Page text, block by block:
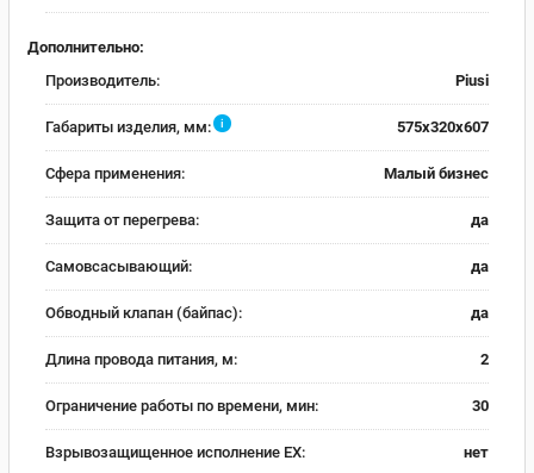
Дополнительно:
Производитель:
Piusi
Габариты изделия, мм: i 575x320x607
Сфера применения: Малый бизнес
Защита от перегрева: да
Самовсасывающий: да
Обводный клапан (байпас): да
Длина провода питания, м: 2
Ограничение работы по времени, мин: 30
Взрывозащищенное исполнение EX: нет